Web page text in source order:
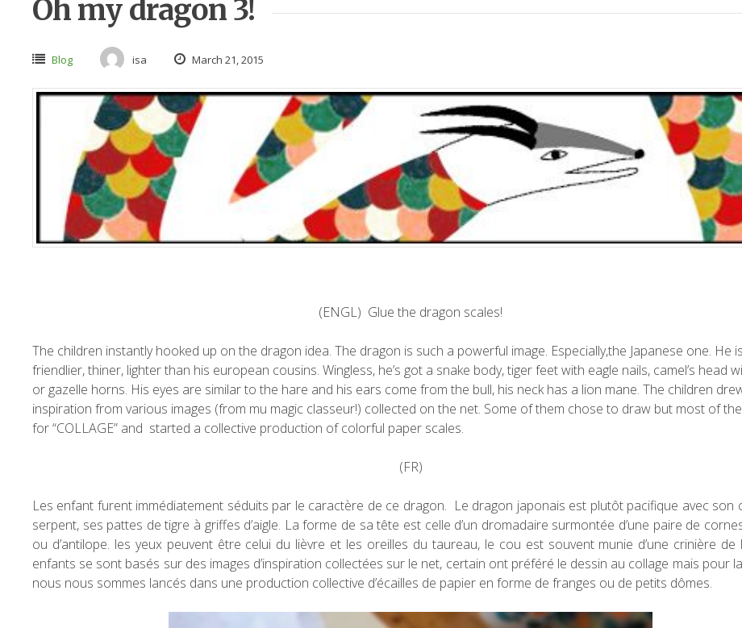
Oh my dragon 3!
Blog isa March 21, 2015
(ENGL) Glue the dragon scales!
The children instantly hooked up on the dragon idea. The dragon is such a powerful image. Especially,the Japanese one. He is
friendlier, thiner, lighter than his european cousins. Wingless, he’s got a snake body, tiger feet with eagle nails, camel’s head
or gazelle horns. His eyes are similar to the hare and his ears come from the bull, his neck has a lion mane. The children
inspiration from various images (from mu magic classeur!) collected on the net. Some of them chose to draw but most of
for “COLLAGE” and started a collective production of colorful paper scales.
(FR)
Les enfant furent immédiatement séduits par le caractère de ce dragon. Le dragon japonais est plutôt pacifique avec son
serpent, ses pattes de tigre à griffes d’aigle. La forme de sa tête est celle d’un dromadaire surmontée d’une paire de
ou d’antilope. les yeux peuvent être celui du lièvre et les oreilles du taureau, le cou est souvent munie d’une crinière de
enfants se sont basés sur des images d’inspiration collectées sur le net, certain ont préféré le dessin au collage mais pour
nous nous sommes lancés dans une production collective d’écailles de papier en forme de franges ou de petits dômes.